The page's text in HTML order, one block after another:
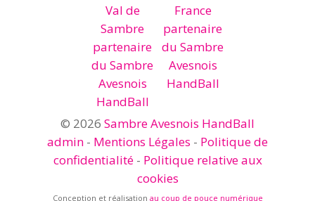
© 2026 Sambre Avesnois HandBall
admin - Mentions Légales - Politique de
confidentialité- Politique relative aux
cookies
Conception et réalisation au coup de pouce numérique